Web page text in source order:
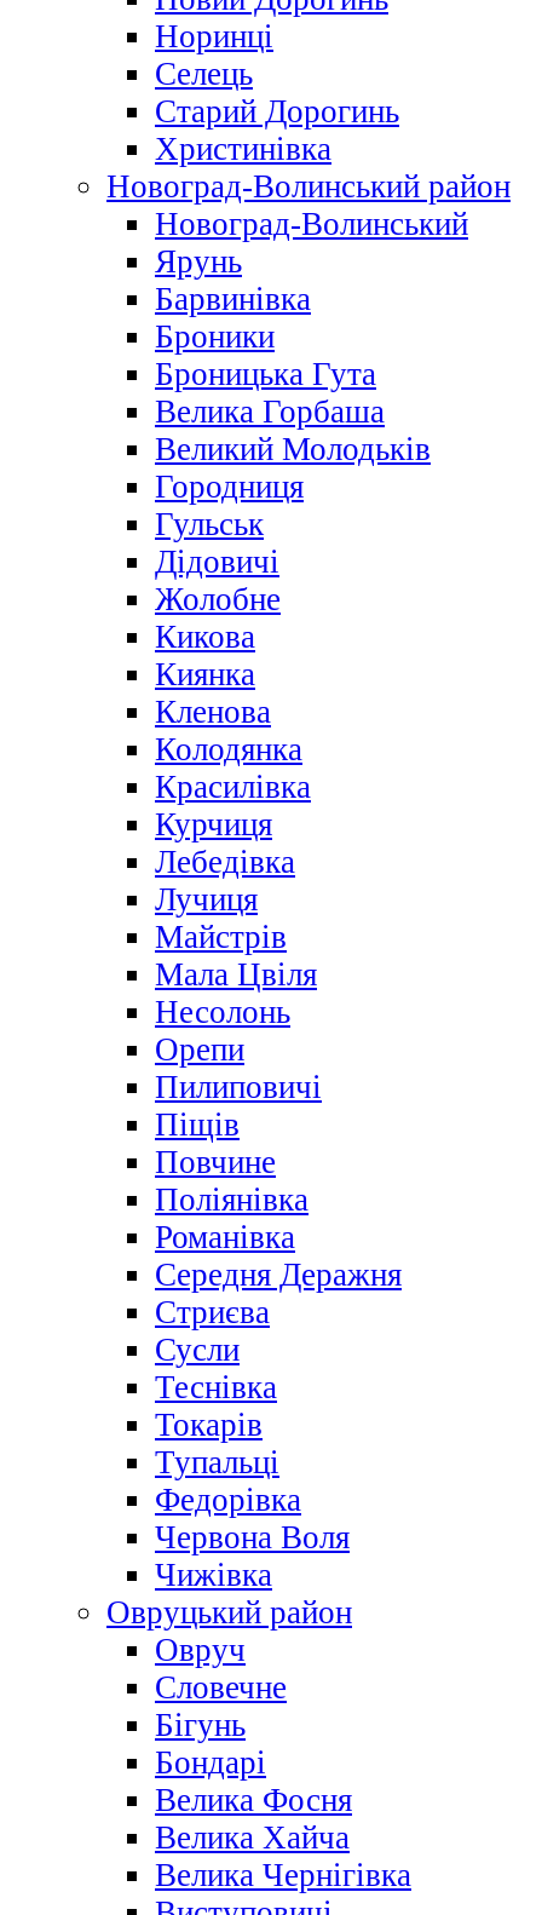
Норинці
Селець
Старий Дорогинь
Христинівка
Новоград-Волинський район
Новоград-Волинський
Ярунь
Барвинівка
Броники
Броницька Гута
Велика Горбаша
Великий Молодьків
Городниця
Гульськ
Дідовичі
Жолобне
Кикова
Киянка
Кленова
Колодянка
Красилівка
Курчиця
Лебедівка
Лучиця
Майстрів
Мала Цвіля
Несолонь
Орепи
Пилиповичі
Піщів
Повчине
Поліянівка
Романівка
Середня Деражня
Стриєва
Сусли
Теснівка
Токарів
Тупальці
Федорівка
Червона Воля
Чижівка
Овруцький район
Овруч
Словечне
Бігунь
Бондарі
Велика Фосня
Велика Хайча
Велика Чернігівка